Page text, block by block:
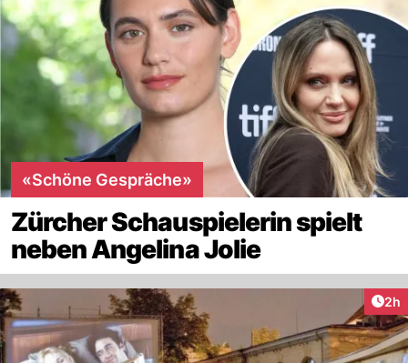
«Schöne Gespräche»
Zürcher Schauspielerin spielt
neben Angelina Jolie
2h